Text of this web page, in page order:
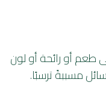
طعم أو رائحة أو لون
مسببةً ترسبًا.